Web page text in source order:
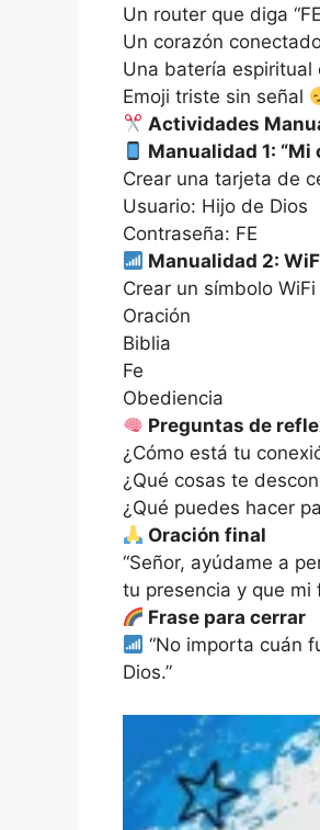
Un router que diga
Un corazón
Una batería espiritual
Emoji triste sin señal
Actividades
Manualidad 1:
Crear una tarjeta de
Usuario: Hijo de Dios
Contraseña: FE
Manualidad 2:
Crear un símbolo
Oración
Biblia
Fe
Obediencia
Preguntas de
¿Cómo está tu
¿Qué cosas te
¿Qué puedes hacer
Oración final
“Señor, ayúdame a
tu presencia y que mi
Frase para cerrar
“No importa cuán
Dios.”